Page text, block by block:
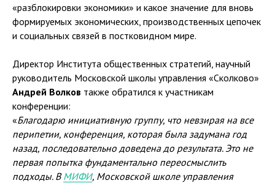
«разблокировки экономики» и какое значение для вновь
формируемых экономических, производственных цепочек
и социальных связей в постковидном мире.
Директор Института общественных стратегий, научный
руководитель Московской школы управления «Сколково»
Андрей Волков также обратился к участникам
конференции:
«Благодарю инициативную группу, что невзирая на все
перипетии, конференция, которая была задумана год
назад, последовательно доведена до результата. Это не
первая попытка фундаментально переосмыслить
подходы. В МИФИ, Московской школе управления